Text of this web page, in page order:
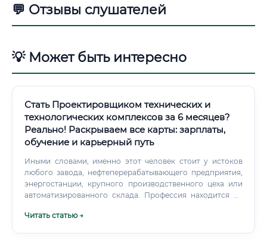
💬 Отзывы слушателей
💡 Может быть интересно
Стать Проектировщиком технических и
технологических комплексов за 6 месяцев?
Реально! Раскрываем все карты: зарплаты,
обучение и карьерный путь
Иными словами, именно этот человек стоит у истоков
любого завода, нефтеперерабатывающего предприятия,
энергостанции, крупного производственного цеха или
автоматизированного склада. Профессия находится на
технологий и управления проектами.
Читать статью →